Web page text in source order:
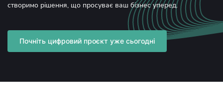
створимо рішення, що просуває ваш бізнес уперед.
Почніть цифровий проєкт уже сьогодні